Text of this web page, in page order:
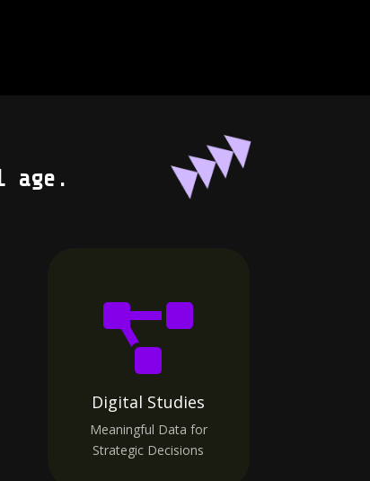

Digital Studies
Meaningful Data for
Strategic Decisions